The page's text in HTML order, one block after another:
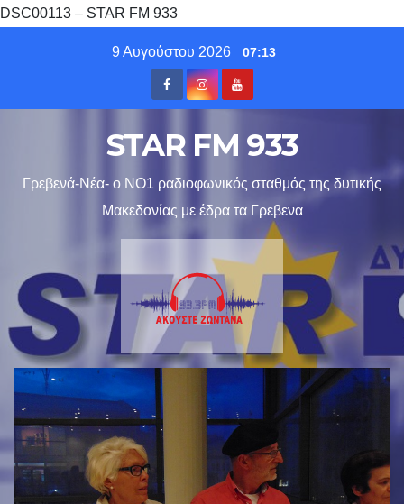
DSC00113 – STAR FM 933
9 Αυγούστου 2026 07:13
STAR FM 933
Γρεβενά-Νέα- ο ΝΟ1 ραδιοφωνικός σταθμός της δυτικής
Μακεδονίας με έδρα τα Γρεβενα